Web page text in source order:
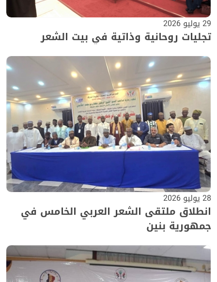
29 يوليو 2026
تجليات روحانية وذاتية في بيت الشعر
28 يوليو 2026
انطلاق ملتقى الشعر العربي الخامس في
جمهورية بنين